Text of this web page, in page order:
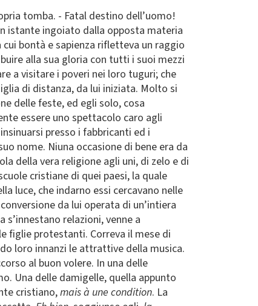
tomba. - Fatal destino dell’uomo!
istante ingoiato dalla opposta materia
bontà e sapienza rifletteva un raggio
alla sua gloria con tutti i suoi mezzi
a visitare i poveri nei loro tuguri; che
di distanza, da lui iniziata. Molto si
delle feste, ed egli solo, cosa
essere uno spettacolo caro agli
presso i fabbricanti ed i
nome. Niuna occasione di bene era da
della vera religione agli uni, di zelo e di
cristiane di quei paesi, la quale
luce, che indarno essi cercavano nelle
da lui operata di un’intiera
relazioni, venne a
figlie protestanti. Correva il mese di
loro innanzi le attrattive della musica.
al buon volere. In una delle
Una delle damigelle, quella appunto
cristiano,mais à une condition. La